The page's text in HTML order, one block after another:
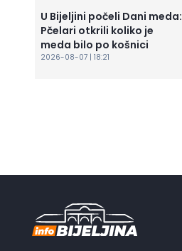
U Bijeljini počeli Dani meda:
Pčelari otkrili koliko je
meda bilo po košnici
2026-08-07 | 18:21